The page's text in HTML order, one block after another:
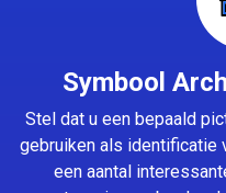
Symbool
Stel dat u een bepaald
gebruiken als identificatie
een aantal